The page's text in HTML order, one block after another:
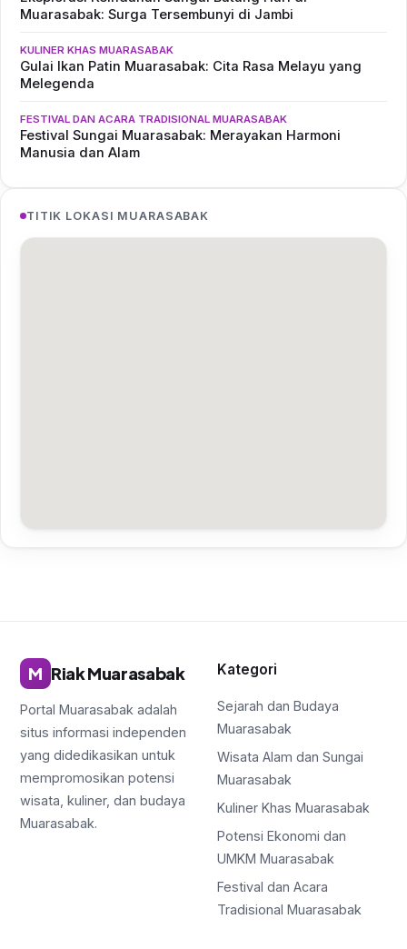
Muarasabak: Surga Tersembunyi di Jambi
KULINER KHAS MUARASABAK
Gulai Ikan Patin Muarasabak: Cita Rasa Melayu yang
Melegenda
FESTIVAL DAN ACARA TRADISIONAL MUARASABAK
Festival Sungai Muarasabak: Merayakan Harmoni
Manusia dan Alam
TITIK LOKASI MUARASABAK
M Riak Muarasabak
Portal Muarasabak adalah
situs informasi independen
yang didedikasikan untuk
mempromosikan potensi
wisata, kuliner, dan budaya
Muarasabak.
Kategori
Sejarah dan Budaya
Muarasabak
Wisata Alam dan Sungai
Muarasabak
Kuliner Khas Muarasabak
Potensi Ekonomi dan
UMKM Muarasabak
Festival dan Acara
Tradisional Muarasabak